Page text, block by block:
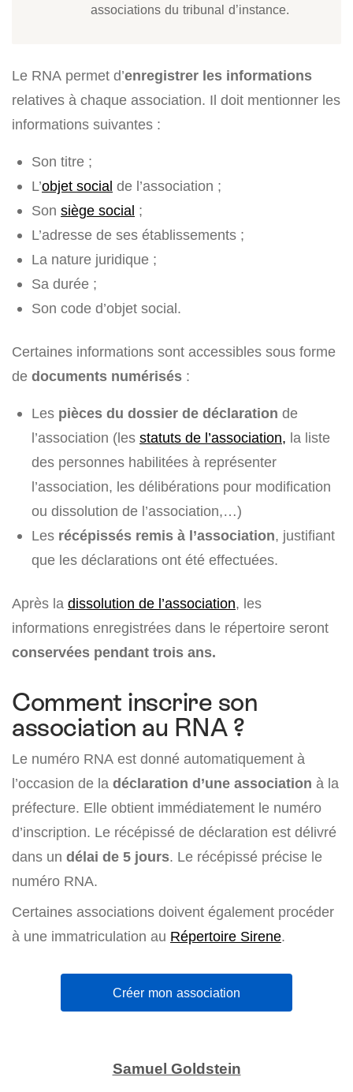
associations du tribunal d’instance.
Le RNA permet d’enregistrer les informations
relatives à chaque association. Il doit mentionner les
informations suivantes :
Son titre ;
L’objet social de l’association ;
Son siège social ;
L’adresse de ses établissements ;
La nature juridique ;
Sa durée ;
Son code d’objet social.
Certaines informations sont accessibles sous forme
de documents numérisés :
Les pièces du dossier de déclaration de
l’association (les statuts de l’association, la liste
des personnes habilitées à représenter
l’association, les délibérations pour modification
ou dissolution de l’association,…)
Les récépissés remis à l’association, justifiant
que les déclarations ont été effectuées.
Après la dissolution de l’association, les
informations enregistrées dans le répertoire seront
conservées pendant trois ans.
Comment inscrire son
association au RNA ?
Le numéro RNA est donné automatiquement à
l’occasion de la déclaration d’une association à la
préfecture. Elle obtient immédiatement le numéro
d’inscription. Le récépissé de déclaration est délivré
dans un délai de 5 jours. Le récépissé précise le
numéro RNA.
Certaines associations doivent également procéder
à une immatriculation au Répertoire Sirene.
Créer mon association
Samuel Goldstein